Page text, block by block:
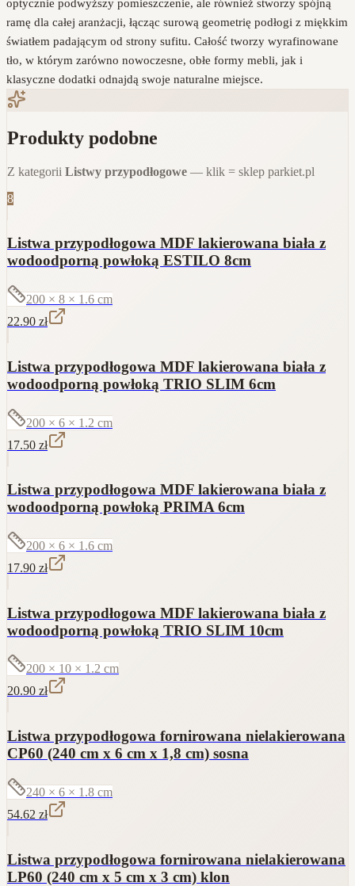
optycznie podwyższy pomieszczenie, ale również stworzy spójną
ramę dla całej aranżacji, łącząc surową geometrię podłogi z miękkim
światłem padającym od strony sufitu. Całość tworzy wyrafinowane
tło, w którym zarówno nowoczesne, obłe formy mebli, jak i
klasyczne dodatki odnajdą swoje naturalne miejsce.
Produkty podobne
Z kategorii Listwy przypodłogowe — klik = sklep parkiet.pl
8
Listwa przypodłogowa MDF lakierowana biała z
wodoodporną powłoką ESTILO 8cm
200 × 8 × 1.6 cm
22.90 zł
Listwa przypodłogowa MDF lakierowana biała z
wodoodporną powłoką TRIO SLIM 6cm
200 × 6 × 1.2 cm
17.50 zł
Listwa przypodłogowa MDF lakierowana biała z
wodoodporną powłoką PRIMA 6cm
200 × 6 × 1.6 cm
17.90 zł
Listwa przypodłogowa MDF lakierowana biała z
wodoodporną powłoką TRIO SLIM 10cm
200 × 10 × 1.2 cm
20.90 zł
Listwa przypodłogowa fornirowana nielakierowana
CP60 (240 cm x 6 cm x 1,8 cm) sosna
240 × 6 × 1.8 cm
54.62 zł
Listwa przypodłogowa fornirowana nielakierowana
LP60 (240 cm x 5 cm x 3 cm) klon